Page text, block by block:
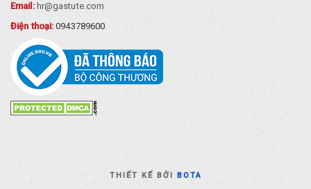
Email: hr@gastute.com
Điện thoại:0943789600
THIẾT KẾ BỞIBOTA